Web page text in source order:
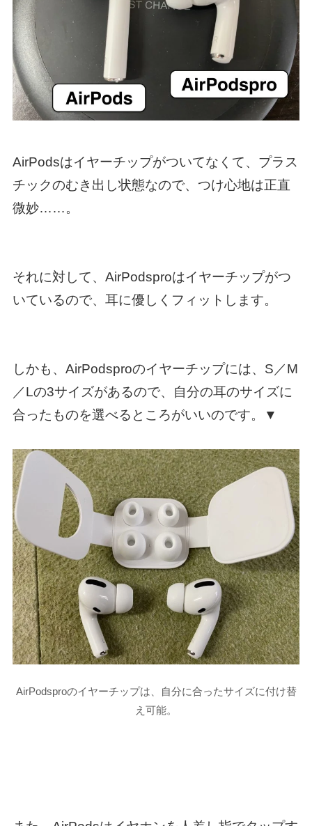
AirPodsはイヤーチップがついてなくて、プラス
チックのむき出し状態なので、つけ心地は正直
微妙……。
それに対して、AirPodsproはイヤーチップがつ
いているので、耳に優しくフィットします。
しかも、AirPodsproのイヤーチップには、S／M
／Lの3サイズがあるので、自分の耳のサイズに
合ったものを選べるところがいいのです。▼
AirPodsproのイヤーチップは、自分に合ったサイズに付け替
え可能。